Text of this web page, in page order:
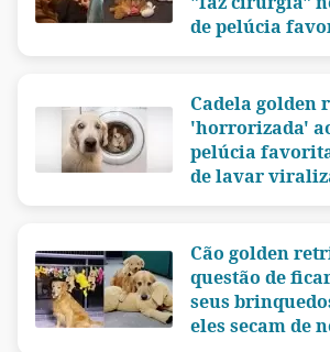
de pelúcia
Cadela golden
'horrorizada'
pelúcia
de lavar
Cão golden
questão de
seus
eles secam de